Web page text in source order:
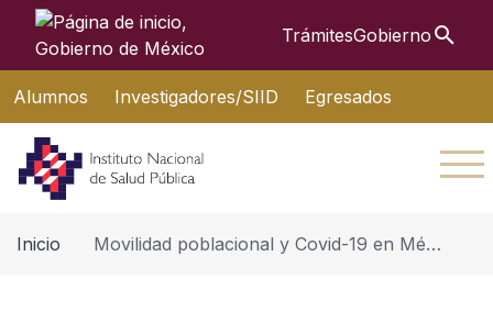
Interruptor de Navegación
TrámitesGobierno
Alumnos Investigadores/SIID Egresados
Inicio Movilidad poblacional y Covid-19 en México: Riesgos y acceso a servicios de salud 2021-2022. Estudio de caso en Tenosique, Tabasco